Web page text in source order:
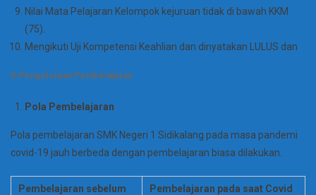
Nilai Mata Pelajaran Kelompok kejuruan tidak di bawah KKM
(75).
Mengikuti Uji Kompetensi Keahlian dan dinyatakan LULUS dan
D.Pengelolaan Pembelajaran
Pola Pembelajaran
Pola pembelajaran SMK Negeri 1 Sidikalang pada masa pandemi
covid-19 jauh berbeda dengan pembelajaran biasa dilakukan.
Pembelajaran sebelum
Pembelajaran pada saat Covid